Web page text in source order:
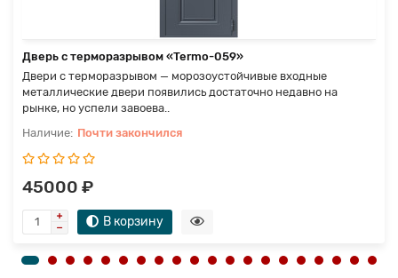
Дверь с терморазрывом «Termo-059»
Двери с терморазрывом — морозоустойчивые входные
металлические двери появились достаточно недавно на
рынке, но успели завоева..
Почти закончился
45000 ₽
В корзину